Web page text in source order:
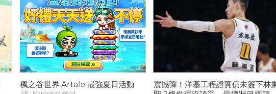
楓之谷世界 Artale 最強夏日活動
震撼彈！洋基工程證實仍未簽下林